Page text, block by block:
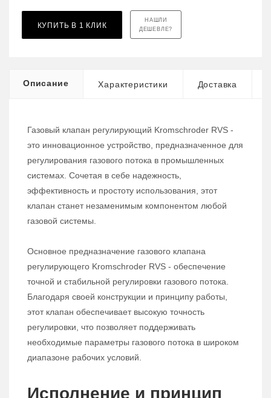
КУПИТЬ В 1 КЛИК
НАШЛИ
ДЕШЕВЛЕ?
Описание Характеристики Доставка
Газовый клапан регулирующий Kromschroder RVS -
это инновационное устройство, предназначенное для
регулирования газового потока в промышленных
системах. Сочетая в себе надежность,
эффективность и простоту использования, этот
клапан станет незаменимым компонентом любой
газовой системы.
Основное предназначение газового клапана
регулирующего Kromschroder RVS - обеспечение
точной и стабильной регулировки газового потока.
Благодаря своей конструкции и принципу работы,
этот клапан обеспечивает высокую точность
регулировки, что позволяет поддерживать
необходимые параметры газового потока в широком
диапазоне рабочих условий.
Исполнение и принцип